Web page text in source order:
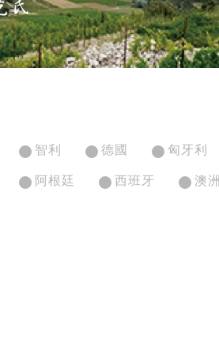
智利 德國 匈牙利
阿根廷 西班牙 澳洲